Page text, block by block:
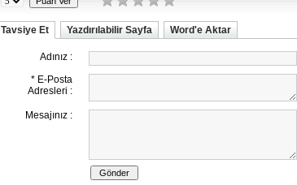
Tavsiye Et Yazdırılabilir Sayfa Word'e Aktar